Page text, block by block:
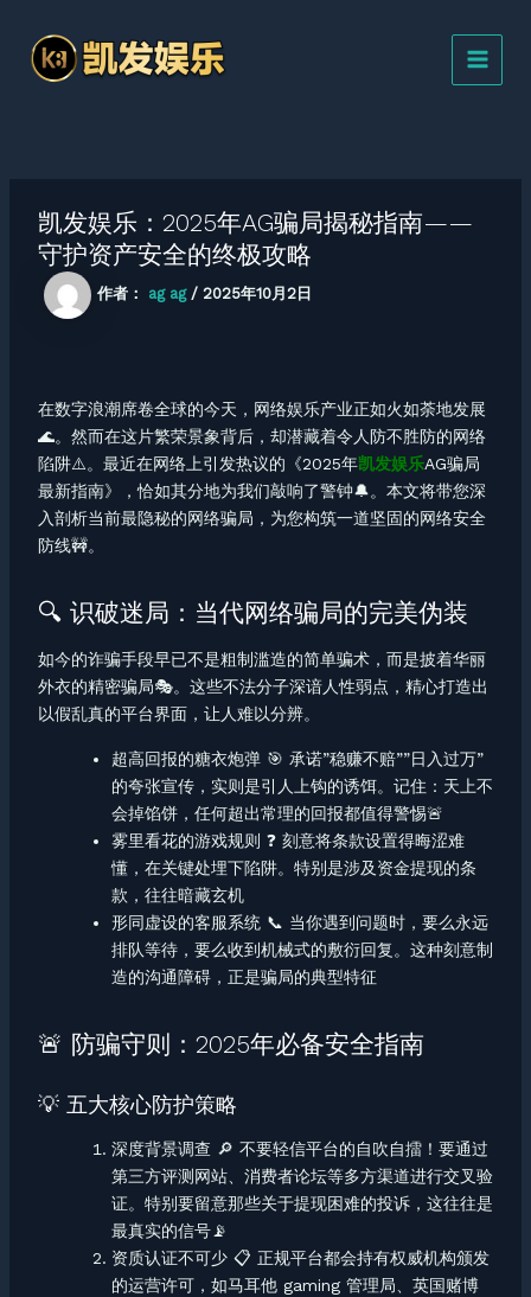
凯发娱乐：2025年AG骗局揭秘指南——
守护资产安全的终极攻略
作者： ag ag / 2025年10月2日
在数字浪潮席卷全球的今天，网络娱乐产业正如火如荼地发展
🌊。然而在这片繁荣景象背后，却潜藏着令人防不胜防的网络
陷阱⚠️。最近在网络上引发热议的《2025年凯发娱乐AG骗局
最新指南》，恰如其分地为我们敲响了警钟🔔。本文将带您深
入剖析当前最隐秘的网络骗局，为您构筑一道坚固的网络安全
防线🚧。
🔍 识破迷局：当代网络骗局的完美伪装
如今的诈骗手段早已不是粗制滥造的简单骗术，而是披着华丽
外衣的精密骗局🎭。这些不法分子深谙人性弱点，精心打造出
以假乱真的平台界面，让人难以分辨。
超高回报的糖衣炮弹 🎯 承诺”稳赚不赔””日入过万”
的夸张宣传，实则是引人上钩的诱饵。记住：天上不
会掉馅饼，任何超出常理的回报都值得警惕🚨
雾里看花的游戏规则 ❓ 刻意将条款设置得晦涩难
懂，在关键处埋下陷阱。特别是涉及资金提现的条
款，往往暗藏玄机
形同虚设的客服系统 📞 当你遇到问题时，要么永远
排队等待，要么收到机械式的敷衍回复。这种刻意制
造的沟通障碍，正是骗局的典型特征
🚨 防骗守则：2025年必备安全指南
💡 五大核心防护策略
深度背景调查 🔎 不要轻信平台的自吹自擂！要通过
第三方评测网站、消费者论坛等多方渠道进行交叉验
证。特别要留意那些关于提现困难的投诉，这往往是
最真实的信号📡
资质认证不可少 📋 正规平台都会持有权威机构颁发
的运营许可，如马耳他 gaming 管理局、英国赌博